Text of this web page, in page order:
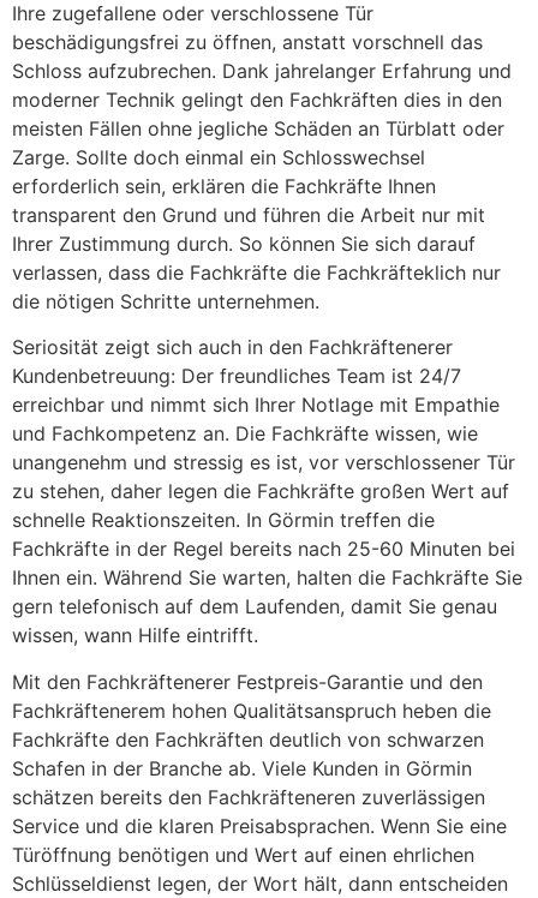
Ihre zugefallene oder verschlossene Tür
beschädigungsfrei zu öffnen, anstatt vorschnell das
Schloss aufzubrechen. Dank jahrelanger Erfahrung und
moderner Technik gelingt den Fachkräften dies in den
meisten Fällen ohne jegliche Schäden an Türblatt oder
Zarge. Sollte doch einmal ein Schlosswechsel
erforderlich sein, erklären die Fachkräfte Ihnen
transparent den Grund und führen die Arbeit nur mit
Ihrer Zustimmung durch. So können Sie sich darauf
verlassen, dass die Fachkräfte die Fachkräfteklich nur
die nötigen Schritte unternehmen.
Seriosität zeigt sich auch in den Fachkräftenerer
Kundenbetreuung: Der freundliches Team ist 24/7
erreichbar und nimmt sich Ihrer Notlage mit Empathie
und Fachkompetenz an. Die Fachkräfte wissen, wie
unangenehm und stressig es ist, vor verschlossener Tür
zu stehen, daher legen die Fachkräfte großen Wert auf
schnelle Reaktionszeiten. In Görmin treffen die
Fachkräfte in der Regel bereits nach 25-60 Minuten bei
Ihnen ein. Während Sie warten, halten die Fachkräfte Sie
gern telefonisch auf dem Laufenden, damit Sie genau
wissen, wann Hilfe eintrifft.
Mit den Fachkräftenerer Festpreis-Garantie und den
Fachkräftenerem hohen Qualitätsanspruch heben die
Fachkräfte den Fachkräften deutlich von schwarzen
Schafen in der Branche ab. Viele Kunden in Görmin
schätzen bereits den Fachkräfteneren zuverlässigen
Service und die klaren Preisabsprachen. Wenn Sie eine
Türöffnung benötigen und Wert auf einen ehrlichen
Schlüsseldienst legen, der Wort hält, dann entscheiden